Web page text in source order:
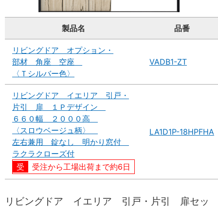
製品名 品番
リビングドア オプション・
部材 角座 空座
〈Ｔシルバー色〉
VADB1-ZT
リビングドア イエリア 引戸・
片引 扉 １Ｐデザイン
６６０幅 ２０００高
〈スロウベージュ柄〉
左右兼用 錠なし 明かり窓付
ラクラクローズ付
受注から工場出荷まで約6日
LA1D1P-18HPFHA
リビングドア イエリア 引戸・片引 扉セッ